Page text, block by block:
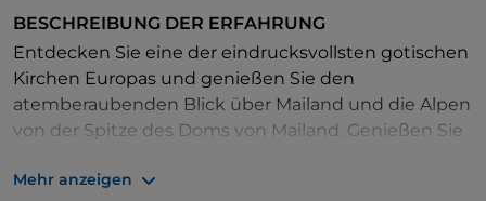
BESCHREIBUNG DER ERFAHRUNG
Entdecken Sie eine der eindrucksvollsten gotischen
Kirchen Europas und genießen Sie den
atemberaubenden Blick über Mailand und die Alpen
von der Spitze des Doms von Mailand. Genießen Sie
Museum und das Baptisterium mit nur einem
Mehr anzeigen